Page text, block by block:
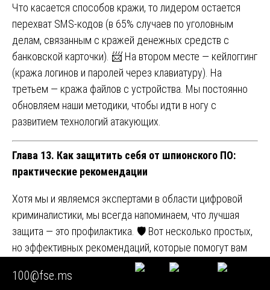
Что касается способов кражи, то лидером остается
перехват SMS-кодов (в 65% случаев по уголовным
делам, связанным с кражей денежных средств с
банковской карточки). 📨 На втором месте — кейлоггинг
(кража логинов и паролей через клавиатуру). На
третьем — кража файлов с устройства. Мы постоянно
обновляем наши методики, чтобы идти в ногу с
развитием технологий атакующих.
Глава 13. Как защитить себя от шпионского ПО:
практические рекомендации
Хотя мы и являемся экспертами в области цифровой
криминалистики, мы всегда напоминаем, что лучшая
защита — это профилактика. 🛡️ Вот несколько простых,
но эффективных рекомендаций, которые помогут вам
снизить риски стать жертвой и не оказаться
вовлеченным в расследование по уголовным делам,
100@fse.ms